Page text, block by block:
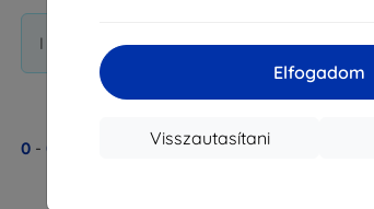
Elfogadom
Visszautasítani
I did not find any active products.
0 - 0 Összes találat0.